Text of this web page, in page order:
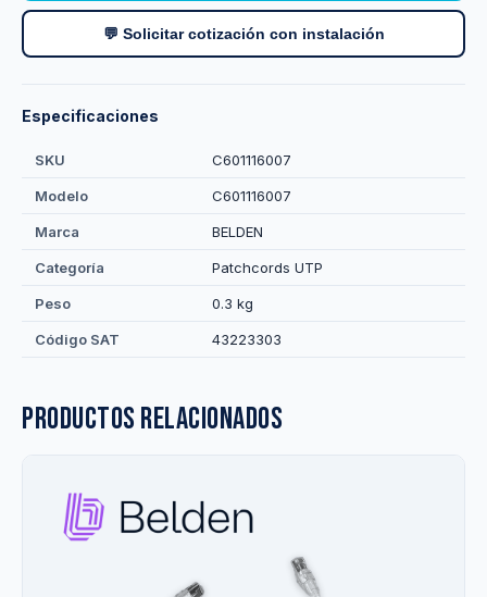
💬 Solicitar cotización con instalación
Especificaciones
SKU C601116007
Modelo C601116007
Marca BELDEN
Categoría Patchcords UTP
Peso 0.3 kg
Código SAT 43223303
Productos relacionados